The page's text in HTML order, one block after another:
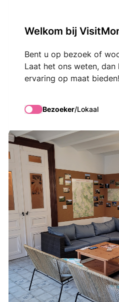
Welkom bij
Bent u op bezoek of
Laat het ons weten, dan
ervaring op maat bieden!
Bezoeker/Lokaal
La